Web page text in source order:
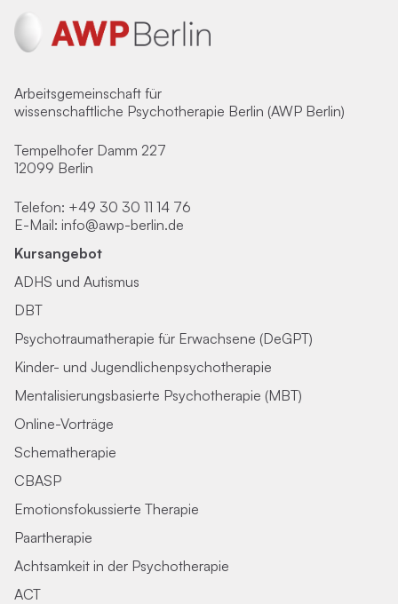
Arbeitsgemeinschaft für
wissenschaftliche Psychotherapie Berlin (AWP Berlin)
Tempelhofer Damm 227
12099 Berlin
Telefon: +49 30 30 11 14 76
E-Mail: info@awp-berlin.de
Kursangebot
ADHS und Autismus
DBT
Psychotraumatherapie für Erwachsene (DeGPT)
Kinder- und Jugendlichenpsychotherapie
Mentalisierungsbasierte Psychotherapie (MBT)
Online-Vorträge
Schematherapie
CBASP
Emotionsfokussierte Therapie
Paartherapie
Achtsamkeit in der Psychotherapie
ACT